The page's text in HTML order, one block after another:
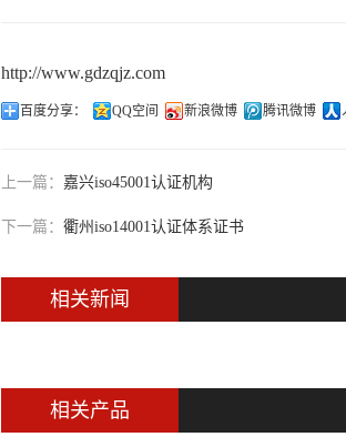
http://www.gdzqjz.com
百度分享： QQ空间 新浪微博 腾讯微博
上一篇： 嘉兴iso45001认证机构
下一篇： 衢州iso14001认证体系证书
相关新闻
相关产品